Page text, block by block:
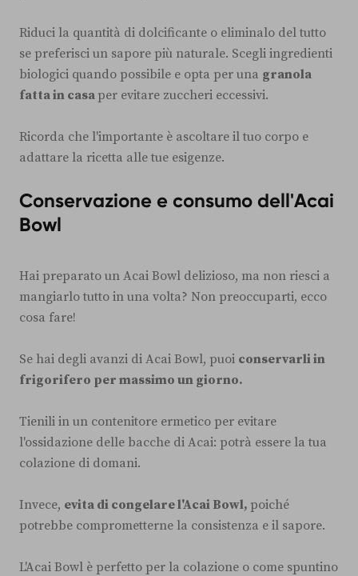
Riduci la quantità di dolcificante o eliminalo del tutto
se preferisci un sapore più naturale. Scegli ingredienti
biologici quando possibile e opta per una granola
fatta in casa per evitare zuccheri eccessivi.
Ricorda che l'importante è ascoltare il tuo corpo e
adattare la ricetta alle tue esigenze.
Conservazione e consumo dell'Acai
Bowl
Hai preparato un Acai Bowl delizioso, ma non riesci a
mangiarlo tutto in una volta? Non preoccuparti, ecco
cosa fare!
Se hai degli avanzi di Acai Bowl, puoi conservarli in
frigorifero per massimo un giorno.
Tienili in un contenitore ermetico per evitare
l'ossidazione delle bacche di Acai: potrà essere la tua
colazione di domani.
Invece, evita di congelare l'Acai Bowl, poiché
potrebbe comprometterne la consistenza e il sapore.
L'Acai Bowl è perfetto per la colazione o come spuntino